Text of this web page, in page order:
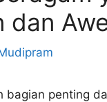
dan
bagian penting